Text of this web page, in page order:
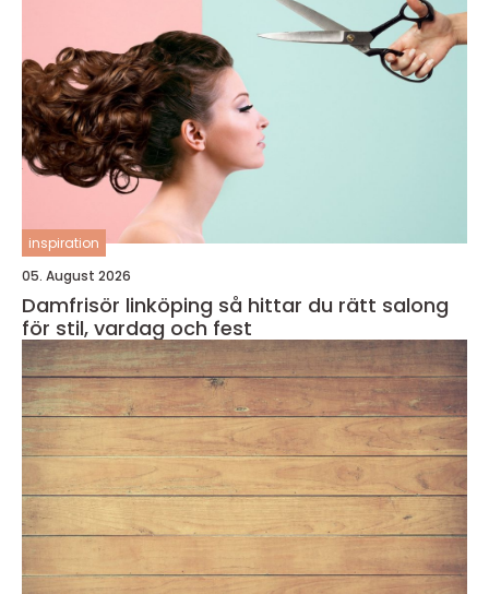
inspiration
05. August 2026
Damfrisör linköping så hittar du rätt salong
för stil, vardag och fest